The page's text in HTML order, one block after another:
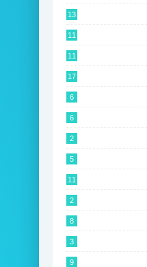
13
11
11
17
6
6
2
5
11
2
8
3
9